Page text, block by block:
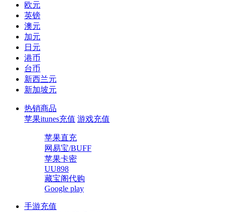
欧元
英镑
澳元
加元
日元
港币
台币
新西兰元
新加坡元
热销商品
苹果itunes充值 游戏充值
苹果直充
网易宝/BUFF
苹果卡密
UU898
藏宝阁代购
Google play
手游充值